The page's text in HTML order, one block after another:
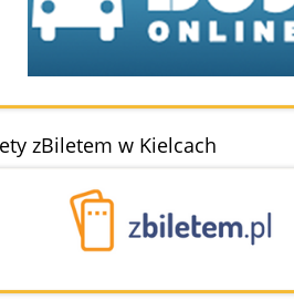
zBiletem w Kielcach